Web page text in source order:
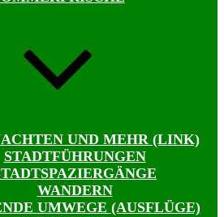
UND MEHR (LINK)
STADTFÜHRUNGEN
WANDERN
UMWEGE (AUSFLÜGE)